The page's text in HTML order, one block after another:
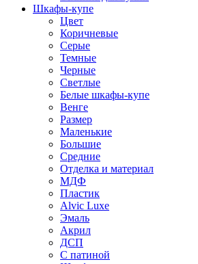
Шкафы-купе
Цвет
Коричневые
Серые
Темные
Черные
Светлые
Белые шкафы-купе
Венге
Размер
Маленькие
Большие
Средние
Отделка и материал
МДФ
Пластик
Alvic Luxe
Эмаль
Акрил
ДСП
С патиной